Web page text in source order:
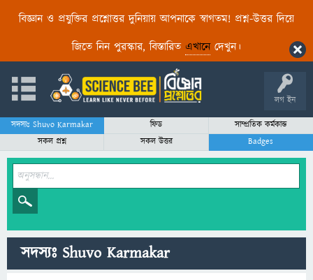
বিজ্ঞান ও প্রযুক্তির প্রশ্নোত্তর দুনিয়ায় আপনাকে স্বাগতম! প্রশ্ন-উত্তর দিয়ে
জিতে নিন পুরস্কার, বিস্তারিত এখানেদেখুন।
লগ ইন
সদস্যঃ Shuvo Karmakar ফিড
সাম্প্রতিক কর্মকান্ড
সকল প্রশ্ন
সকল উত্তর Badges
সদস্যঃ Shuvo Karmakar